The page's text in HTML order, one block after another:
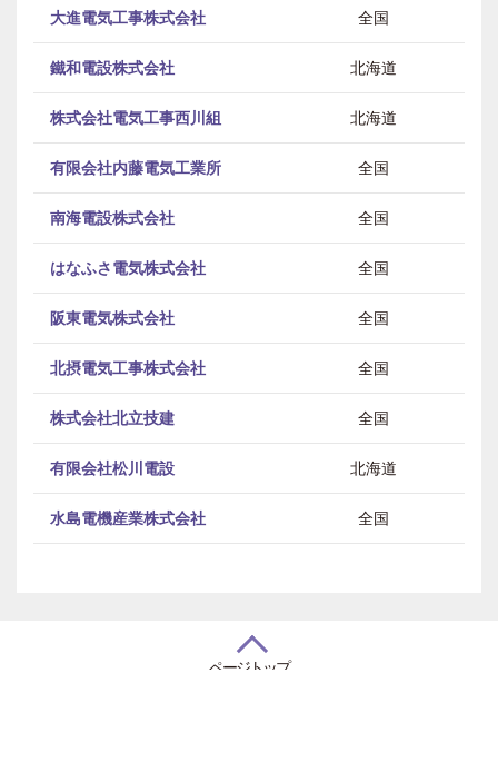
大進電気工事株式会社 全国
鐵和電設株式会社 北海道
株式会社電気工事西川組 北海道
有限会社内藤電気工業所 全国
南海電設株式会社 全国
はなふさ電気株式会社 全国
阪東電気株式会社 全国
北摂電気工事株式会社 全国
株式会社北立技建 全国
有限会社松川電設 北海道
水島電機産業株式会社 全国
ページトップ